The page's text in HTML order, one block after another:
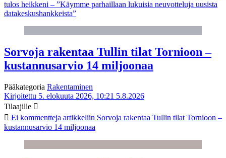
tulos heikkeni – ”Käymme parhaillaan lukuisia neuvotteluja uusista
datakeskushankkeista”
Sorvoja rakentaa Tullin tilat Tornioon –
kustannusarvio 14 miljoonaa
Pääkategoria Rakentaminen
Kirjoitettu 5. elokuuta 2026, 10:21 5.8.2026
Tilaajille
Ei kommentteja artikkeliin Sorvoja rakentaa Tullin tilat Tornioon –
kustannusarvio 14 miljoonaa